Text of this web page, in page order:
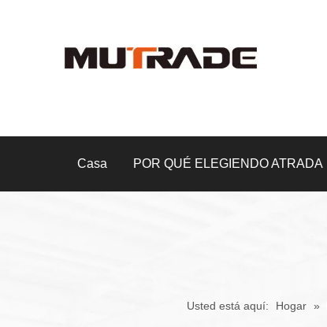
Casa POR QUÉ ELEGIENDO ATRADA
Usted está aquí: Hogar »